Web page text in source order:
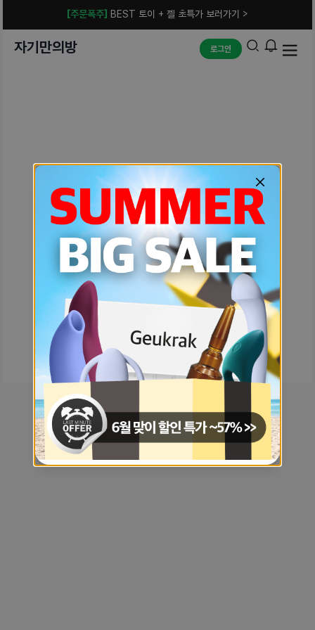
[주문폭주] BEST 토이 + 젤 초특가 보러가기 >
자기만의방 로그인
예상치 못한 에러입니다.